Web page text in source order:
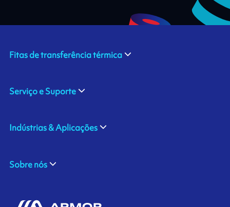
Fitas de transferência térmica
Serviço e Suporte
Indústrias & Aplicações
Sobre nós